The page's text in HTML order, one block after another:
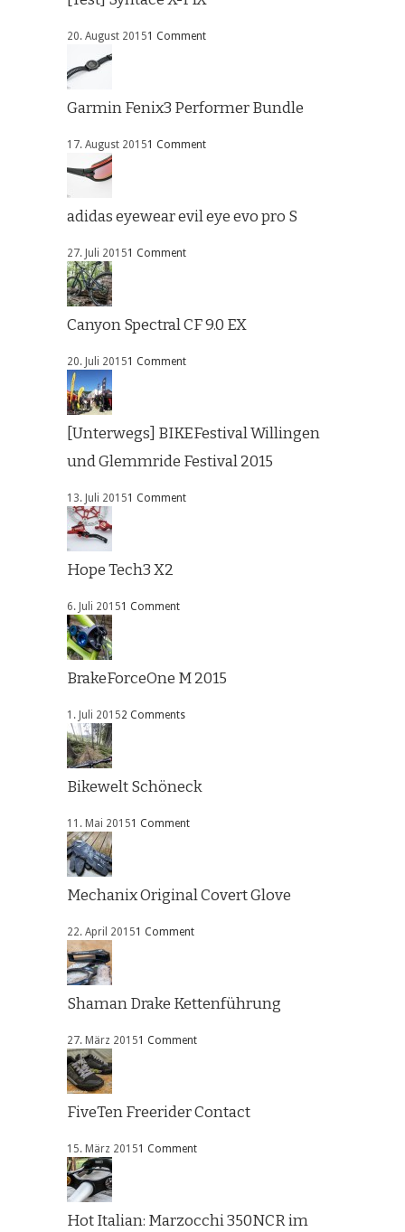
20. August 20151 Comment
Garmin Fenix3 Performer Bundle
17. August 20151 Comment
adidas eyewear evil eye evo pro S
27. Juli 20151 Comment
Canyon Spectral CF 9.0 EX
20. Juli 20151 Comment
[Unterwegs] BIKEFestival Willingen
und Glemmride Festival 2015
13. Juli 20151 Comment
Hope Tech3 X2
6. Juli 20151 Comment
BrakeForceOne M 2015
1. Juli 20152 Comments
Bikewelt Schöneck
11. Mai 20151 Comment
Mechanix Original Covert Glove
22. April 20151 Comment
Shaman Drake Kettenführung
27. März 20151 Comment
FiveTen Freerider Contact
15. März 20151 Comment
Hot Italian: Marzocchi 350NCR im